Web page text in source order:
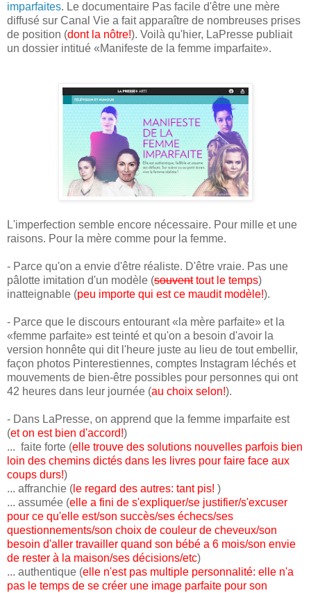
imparfaites. Le documentaire Pas facile d'être une mère
diffusé sur Canal Vie a fait apparaître de nombreuses prises
de position (dont la nôtre!). Voilà qu'hier, LaPresse publiait
un dossier intitué «Manifeste de la femme imparfaite».
L'imperfection semble encore nécessaire. Pour mille et une
raisons. Pour la mère comme pour la femme.
- Parce qu'on a envie d'être réaliste. D'être vraie. Pas une
pâlotte imitation d'un modèle (souventtout le temps)
inatteignable (peu importe qui est ce maudit modèle!).
- Parce que le discours entourant «la mère parfaite» et la
«femme parfaite» est teinté et qu'on a besoin d'avoir la
version honnête qui dit l'heure juste au lieu de tout embellir,
façon photos Pinterestiennes, comptes Instagram léchés et
mouvements de bien-être possibles pour personnes qui ont
42 heures dans leur journée (au choix selon!).
- Dans LaPresse, on apprend que la femme imparfaite est
(et on est bien d'accord!)
... faite forte (elle trouve des solutions nouvelles parfois bien
loin des chemins dictés dans les livres pour faire face aux
coups durs!)
... affranchie ( le regard des autres: tant pis! )
... assumée (elle a fini de s'expliquer/se justifier/s'excuser
pour ce qu'elle est/son succès/ses échecs/ses
questionnements/son choix de couleur de cheveux/son
besoin d'aller travailler quand son bébé a 6 mois/son envie
de rester à la maison/ses décisions/etc)
... authentique (elle n'est pas multiple personnalité: elle n'a
pas le temps de se créer une image parfaite pour son